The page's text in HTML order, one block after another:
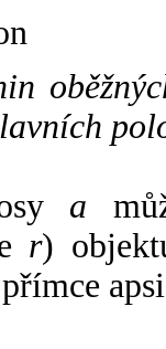
a
r)